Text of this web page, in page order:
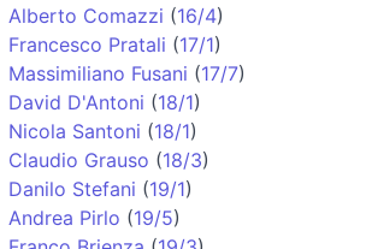
Alberto Comazzi (16/4)
Francesco Pratali (17/1)
Massimiliano Fusani (17/7)
David D'Antoni (18/1)
Nicola Santoni (18/1)
Claudio Grauso (18/3)
Danilo Stefani (19/1)
Andrea Pirlo (19/5)